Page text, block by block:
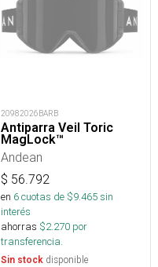
20982026BARB
Antiparra Veil Toric
MagLock™
Andean
$ 56.792
en 6cuotas de $9.465sin
interés
ahorras $2.270 por
transferencia.
Sin stock disponible